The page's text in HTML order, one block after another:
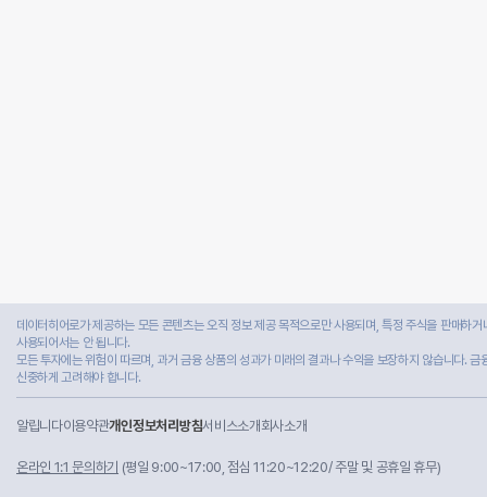
데이터히어로가 제공하는 모든 콘텐츠는 오직 정보 제공 목적으로만 사용되며, 특정 주식을 판매하
사용되어서는 안 됩니다.
모든 투자에는 위험이 따르며, 과거 금융 상품의 성과가 미래의 결과나 수익을 보장하지 않습니다.
신중하게 고려해야 합니다.
알립니다이용약관개인정보처리방침서비스소개 회사소개
온라인 1:1 문의하기 (평일 9:00~17:00, 점심 11:20~12:20/ 주말 및 공휴일 휴무)